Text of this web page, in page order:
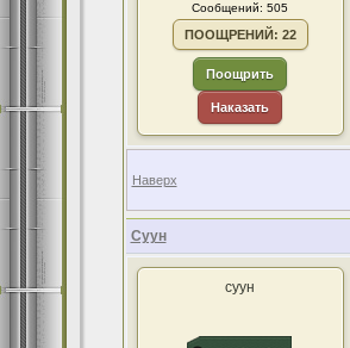
Сообщений: 505
ПООЩРЕНИЙ: 22
Поощрить
Наказать
Наверх
Суун
суун